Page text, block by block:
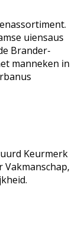
uiensaus
Brander-
manneken in
Keurmerk